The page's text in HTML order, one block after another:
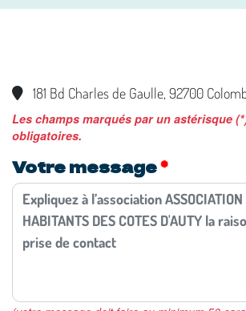
181 Bd Charles de Gaulle, 92700
Les champs marqués par un astérisque
obligatoires.
Votre message